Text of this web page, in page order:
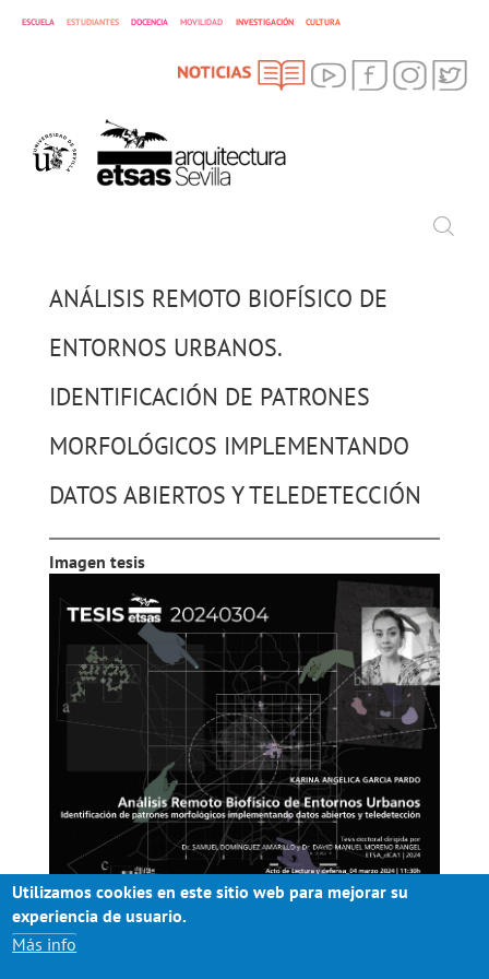
ESCUELA ESTUDIANTES DOCENCIA MOVILIDAD INVESTIGACIÓN CULTURA
ANÁLISIS REMOTO BIOFÍSICO DE
ENTORNOS URBANOS.
IDENTIFICACIÓN DE PATRONES
MORFOLÓGICOS IMPLEMENTANDO
DATOS ABIERTOS Y TELEDETECCIÓN
Imagen tesis
Utilizamos cookies en este sitio web para mejorar su
experiencia de usuario.
Más info